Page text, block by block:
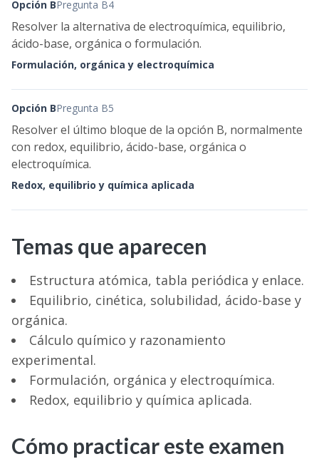
Opción BPregunta B4
Resolver la alternativa de electroquímica, equilibrio,
ácido-base, orgánica o formulación.
Formulación, orgánica y electroquímica
Opción BPregunta B5
Resolver el último bloque de la opción B, normalmente
con redox, equilibrio, ácido-base, orgánica o
electroquímica.
Redox, equilibrio y química aplicada
Temas que aparecen
Estructura atómica, tabla periódica y enlace.
Equilibrio, cinética, solubilidad, ácido-base y
orgánica.
Cálculo químico y razonamiento
experimental.
Formulación, orgánica y electroquímica.
Redox, equilibrio y química aplicada.
Cómo practicar este examen